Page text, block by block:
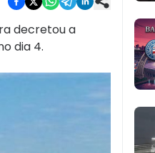
decretou a
dia 4.